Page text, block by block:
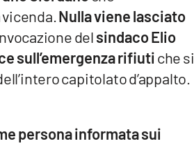
vicenda.Nulla viene lasciato
delsindaco Elio
sull’emergenza rifiutiche si
capitolato d’appalto.
persona informata sui